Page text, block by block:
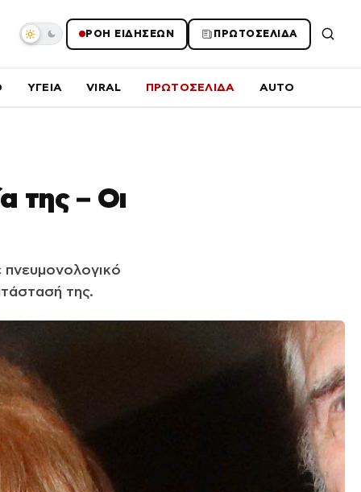
ΡΟΗ ΕΙΔΗΣΕΩΝ ΠΡΩΤΟΣΕΛΙΔΑ
ΥΓΕΙΑ VIRAL ΠΡΩΤΟΣΕΛΙΔΑ AUTO
της – Οι
της.